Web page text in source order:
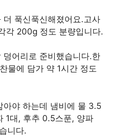
더 푹신푹신해졌어요.고사
각 200g 정도 분량입니다.
어리로 준비했습니다.한
물에 담가 약 1시간 정도
아야 하는데 냄비에 물 3.5
1대, 후추 0.5스푼, 양파
니다.